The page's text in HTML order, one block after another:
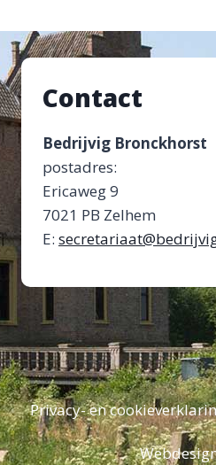
Contact
Bedrijvig Bronckhorst
postadres:
Ericaweg 9
7021 PB Zelhem
E:
Privacy- en